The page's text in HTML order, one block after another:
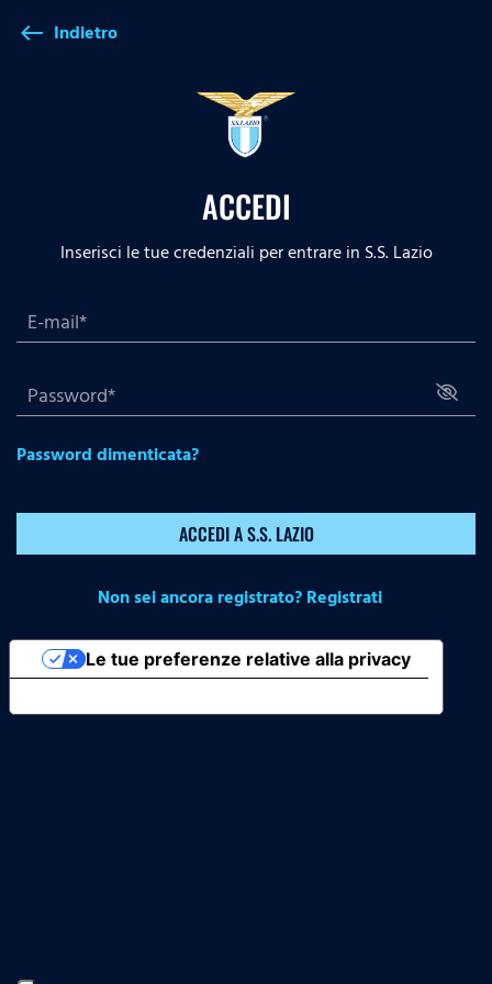
west Indietro
ACCEDI
Inserisci le tue credenziali per entrare in S.S. Lazio
Password dimenticata?
ACCEDI A S.S. LAZIO
Non sei ancora registrato? Registrati
Le tue preferenze relative alla privacy